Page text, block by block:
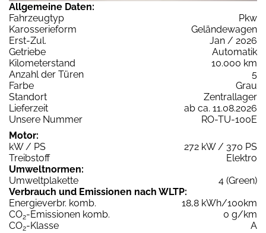
Allgemeine Daten:
Fahrzeugtyp
Pkw
Karosserieform
Geländewagen
Erst-Zul.
Jan / 2026
Getriebe
Automatik
Kilometerstand
10.000 km
Anzahl der Türen
5
Farbe
Grau
Standort
Zentrallager
Lieferzeit
ab ca. 11.08.2026
Unsere Nummer
RO-TU-100E
Motor:
kW / PS
272 kW / 370 PS
Treibstoff
Elektro
Umweltnormen:
Umweltplakette
4 (Green)
Verbrauch und Emissionen nach WLTP:
Energieverbr. komb.
18,8 kWh/100km
CO2-Emissionen komb.
0 g/km
CO2-Klasse
A